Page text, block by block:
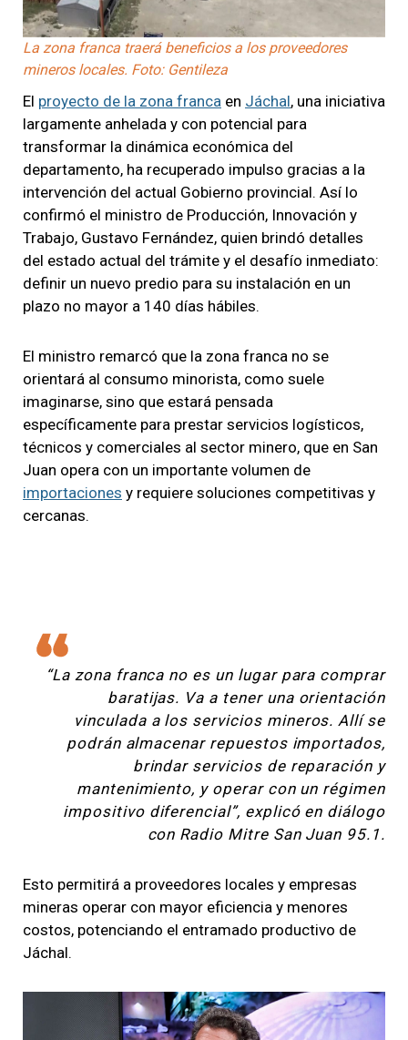
La zona franca traerá beneficios a los proveedores
mineros locales. Foto: Gentileza
El proyecto de la zona franca en Jáchal, una iniciativa
largamente anhelada y con potencial para
transformar la dinámica económica del
departamento, ha recuperado impulso gracias a la
intervención del actual Gobierno provincial. Así lo
confirmó el ministro de Producción, Innovación y
Trabajo, Gustavo Fernández, quien brindó detalles
del estado actual del trámite y el desafío inmediato:
definir un nuevo predio para su instalación en un
plazo no mayor a 140 días hábiles.
El ministro remarcó que la zona franca no se
orientará al consumo minorista, como suele
imaginarse, sino que estará pensada
específicamente para prestar servicios logísticos,
técnicos y comerciales al sector minero, que en San
Juan opera con un importante volumen de
importaciones y requiere soluciones competitivas y
cercanas.
“La zona franca no es un lugar para comprar
baratijas. Va a tener una orientación
vinculada a los servicios mineros. Allí se
podrán almacenar repuestos importados,
brindar servicios de reparación y
mantenimiento, y operar con un régimen
impositivo diferencial”, explicó en diálogo
con Radio Mitre San Juan 95.1.
Esto permitirá a proveedores locales y empresas
mineras operar con mayor eficiencia y menores
costos, potenciando el entramado productivo de
Jáchal.